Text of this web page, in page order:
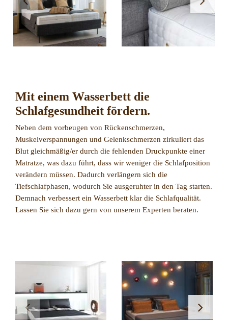
Mit einem Wasserbett die
Schlafgesundheit fördern.
Neben dem vorbeugen von Rückenschmerzen,
Muskelverspannungen und Gelenkschmerzen zirkuliert das
Blut gleichmäßig/er durch die fehlenden Druckpunkte einer
Matratze, was dazu führt, dass wir weniger die Schlafposition
verändern müssen. Dadurch verlängern sich die
Tiefschlafphasen, wodurch Sie ausgeruhter in den Tag starten.
Demnach verbessert ein Wasserbett klar die Schlafqualität.
Lassen Sie sich dazu gern von unserem Experten beraten.